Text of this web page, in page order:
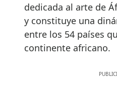
dedicada al arte de
y constituye una
entre los 54 países
continente africano.